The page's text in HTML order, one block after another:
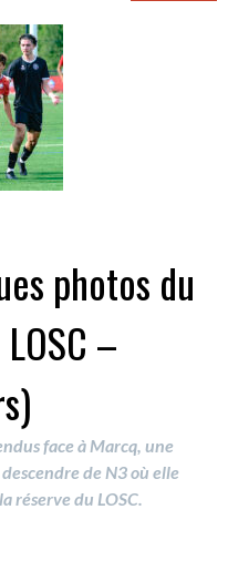
photos du
–
face à Marcq, une
de N3 où elle
réserve du LOSC.